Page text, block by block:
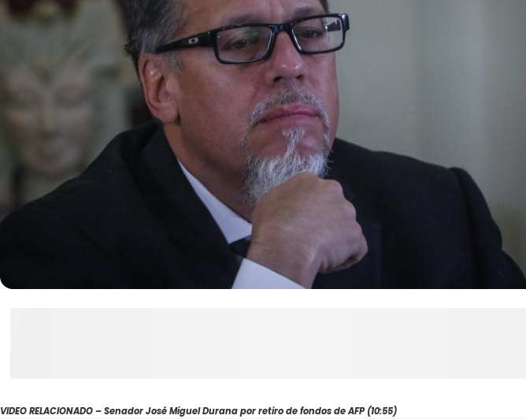
VIDEO RELACIONADO – Senador José Miguel Durana por retiro de fondos de AFP (10:55)